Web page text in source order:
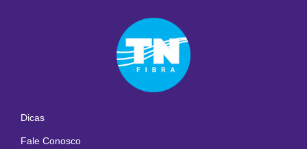
Dicas
Fale Conosco